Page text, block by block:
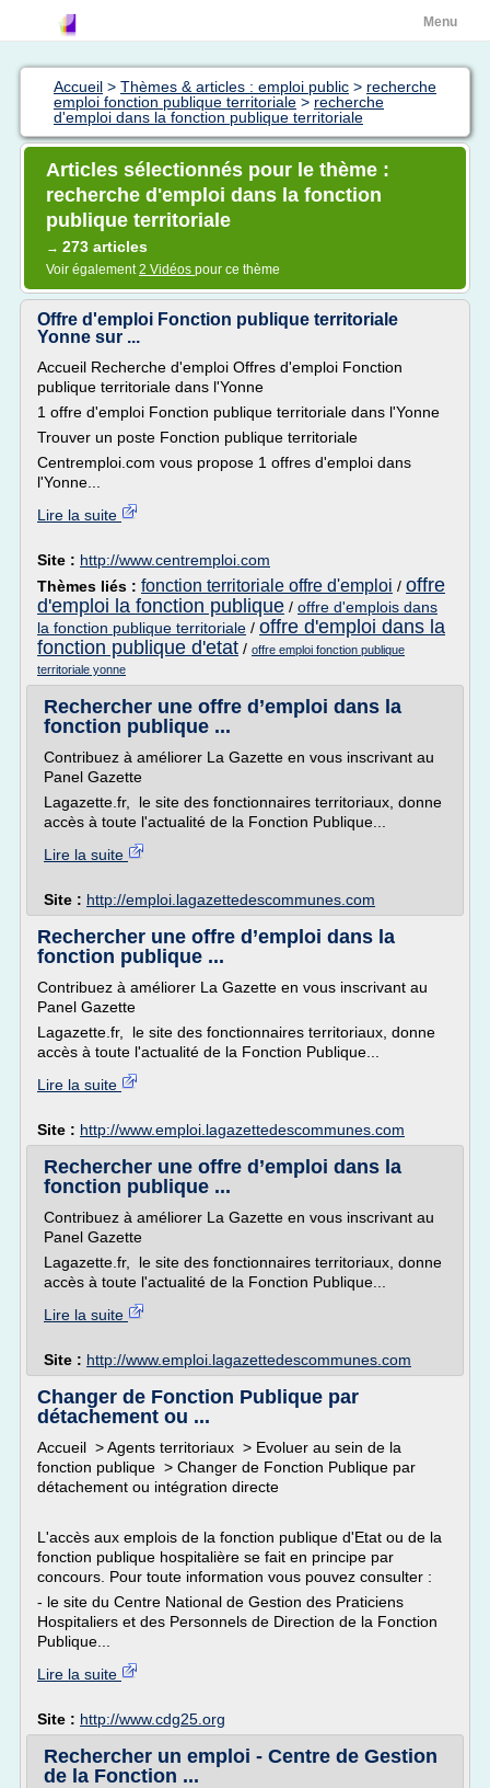
Menu
Accueil > Thèmes & articles : emploi public > recherche
emploi fonction publique territoriale > recherche
d'emploi dans la fonction publique territoriale
Articles sélectionnés pour le thème :
recherche d'emploi dans la fonction
publique territoriale
→ 273 articles
Voir également2 Vidéos pour ce thème
Offre d'emploi Fonction publique territoriale
Yonne sur ...
Accueil Recherche d'emploi Offres d'emploi Fonction
publique territoriale dans l'Yonne
1 offre d'emploi Fonction publique territoriale dans l'Yonne
Trouver un poste Fonction publique territoriale
Centremploi.com vous propose 1 offres d'emploi dans
l'Yonne...
Lire la suite
Site : http://www.centremploi.com
Thèmes liés : fonction territoriale offre d'emploi / offre
d'emploi la fonction publique / offre d'emplois dans
la fonction publique territoriale / offre d'emploi dans la
fonction publique d'etat / offre emploi fonction publique
territoriale yonne
Rechercher une offre d’emploi dans la
fonction publique ...
Contribuez à améliorer La Gazette en vous inscrivant au
Panel Gazette
Lagazette.fr, le site des fonctionnaires territoriaux, donne
accès à toute l'actualité de la Fonction Publique...
Lire la suite
Site : http://emploi.lagazettedescommunes.com
Rechercher une offre d’emploi dans la
fonction publique ...
Contribuez à améliorer La Gazette en vous inscrivant au
Panel Gazette
Lagazette.fr, le site des fonctionnaires territoriaux, donne
accès à toute l'actualité de la Fonction Publique...
Lire la suite
Site : http://www.emploi.lagazettedescommunes.com
Rechercher une offre d’emploi dans la
fonction publique ...
Contribuez à améliorer La Gazette en vous inscrivant au
Panel Gazette
Lagazette.fr, le site des fonctionnaires territoriaux, donne
accès à toute l'actualité de la Fonction Publique...
Lire la suite
Site : http://www.emploi.lagazettedescommunes.com
Changer de Fonction Publique par
détachement ou ...
Accueil > Agents territoriaux > Evoluer au sein de la
fonction publique > Changer de Fonction Publique par
détachement ou intégration directe
L'accès aux emplois de la fonction publique d'Etat ou de la
fonction publique hospitalière se fait en principe par
concours. Pour toute information vous pouvez consulter :
- le site du Centre National de Gestion des Praticiens
Hospitaliers et des Personnels de Direction de la Fonction
Publique...
Lire la suite
Site : http://www.cdg25.org
Rechercher un emploi - Centre de Gestion
de la Fonction ...